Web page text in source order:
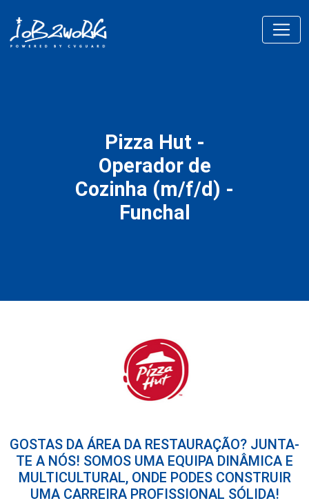
Pizza Hut -
Operador de
Cozinha (m/f/d) -
Funchal
GOSTAS DA ÁREA DA RESTAURAÇÃO? JUNTA-
TE A NÓS! SOMOS UMA EQUIPA DINÂMICA E
MULTICULTURAL, ONDE PODES CONSTRUIR
UMA CARREIRA PROFISSIONAL SÓLIDA!